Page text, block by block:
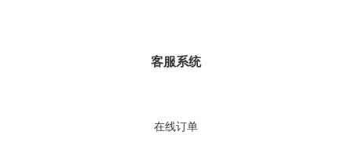
客服系统
在线订单